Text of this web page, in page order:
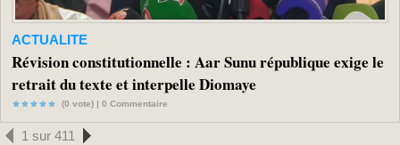
ACTUALITE
Révision constitutionnelle : Aar Sunu république exige le
retrait du texte et interpelle Diomaye
(0 vote) | 0 Commentaire
1 sur 411